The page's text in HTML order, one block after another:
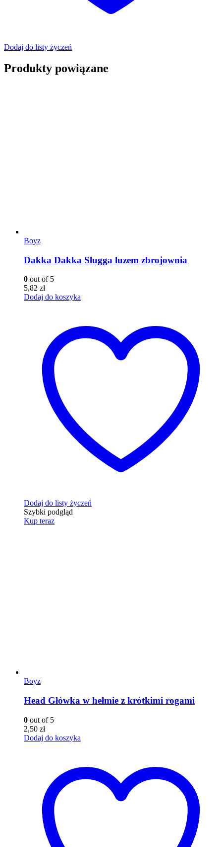
Dodaj do listy życzeń
Produkty powiązane
Boyz
Dakka Dakka Slugga luzem zbrojownia
0 out of 5
5,82 zł
Dodaj do koszyka
Dodaj do listy życzeń
Szybki podgląd
Kup teraz
Boyz
Head Główka w hełmie z krótkimi rogami
0 out of 5
2,50 zł
Dodaj do koszyka